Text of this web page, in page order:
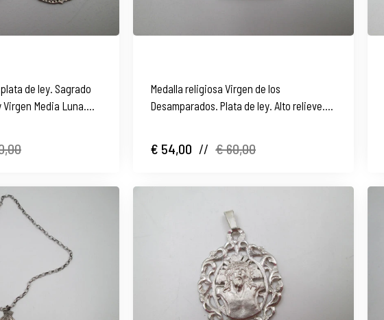
de ley. Sagrado
Media Luna.
Medalla religiosa Virgen de los
Desamparados. Plata de ley. Alto relieve.
€ 54,00 // € 60,00